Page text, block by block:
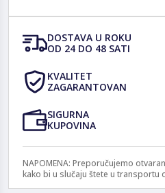
DOSTAVA U ROKU
OD 24 DO 48 SATI
KVALITET
ZAGARANTOVAN
SIGURNA
KUPOVINA
NAPOMENA: Preporučujemo
kako bi u slučaju štete u transportu